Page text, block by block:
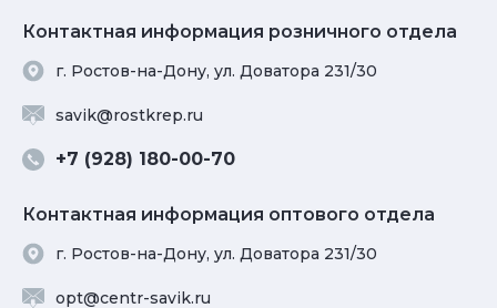
Контактная информация розничного отдела
г. Ростов-на-Дону, ул. Доватора 231/30
savik@rostkrep.ru
+7 (928) 180-00-70
Контактная информация оптового отдела
г. Ростов-на-Дону, ул. Доватора 231/30
opt@centr-savik.ru